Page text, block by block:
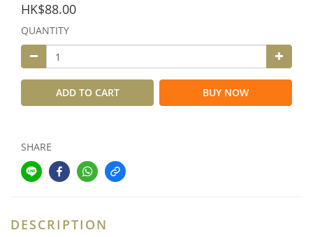
HK$88.00
QUANTITY
ADD TO CART BUY NOW
SHARE
DESCRIPTION